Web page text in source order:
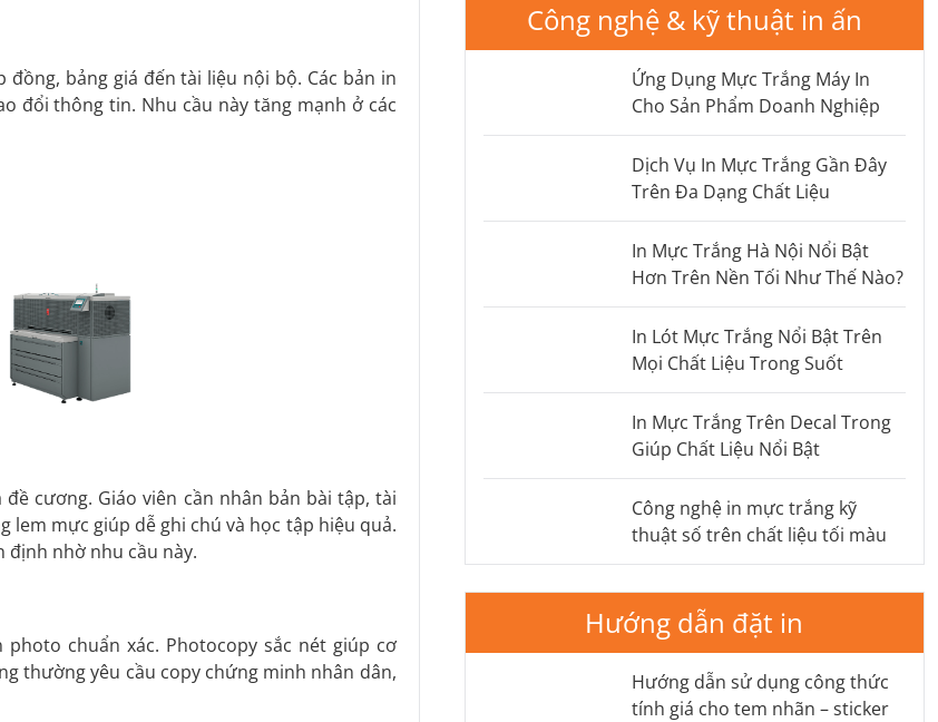
bảng giá đến tài liệu nội bộ. Các bản in
đổi thông tin. Nhu cầu này tăng mạnh ở các
cương. Giáo viên cần nhân bản bài tập, tài
lem mực giúp dễ ghi chú và học tập hiệu quả.
định nhờ nhu cầu này.
chuẩn xác. Photocopy sắc nét giúp cơ
thường yêu cầu copy chứng minh nhân dân,
Công nghệ & kỹ thuật in ấn
Ứng Dụng Mực Trắng Máy In
Cho Sản Phẩm Doanh Nghiệp
Dịch Vụ In Mực Trắng Gần Đây
Trên Đa Dạng Chất Liệu
In Mực Trắng Hà Nội Nổi Bật
Hơn Trên Nền Tối Như Thế Nào?
In Lót Mực Trắng Nổi Bật Trên
Mọi Chất Liệu Trong Suốt
In Mực Trắng Trên Decal Trong
Giúp Chất Liệu Nổi Bật
Công nghệ in mực trắng kỹ
thuật số trên chất liệu tối màu
Hướng dẫn đặt in
Hướng dẫn sử dụng công thức
tính giá cho tem nhãn – sticker